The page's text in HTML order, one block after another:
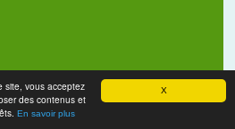
X
site, vous acceptez
des contenus et
En savoir plus